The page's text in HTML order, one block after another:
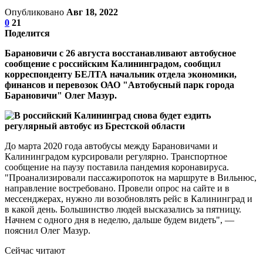
Опубликовано Авг 18, 2022
0 21
Поделится
Барановичи с 26 августа восстанавливают автобусное
сообщение с российским Калининградом, сообщил
корреспонденту БЕЛТА начальник отдела экономики,
финансов и перевозок ОАО "Автобусный парк города
Барановичи" Олег Мазур.
До марта 2020 года автобусы между Барановичами и
Калининградом курсировали регулярно. Транспортное
сообщение на паузу поставила пандемия коронавируса.
"Проанализировали пассажиропоток на маршруте в Вильнюс,
направление востребовано. Провели опрос на сайте и в
мессенджерах, нужно ли возобновлять рейс в Калининград и
в какой день. Большинство людей высказались за пятницу.
Начнем с одного дня в неделю, дальше будем видеть", —
пояснил Олег Мазур.
Сейчас читают